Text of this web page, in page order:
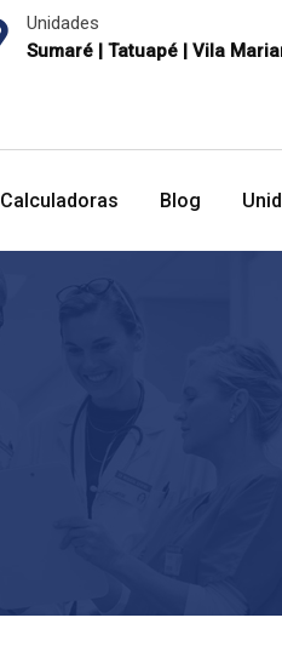
Unidades
Sumaré | Tatuapé | Vila
Calculadoras Blog